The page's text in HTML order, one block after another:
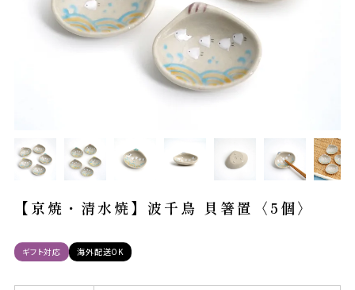
【京焼・清水焼】波千鳥 貝箸置〈5個〉
ギフト対応 海外配送OK